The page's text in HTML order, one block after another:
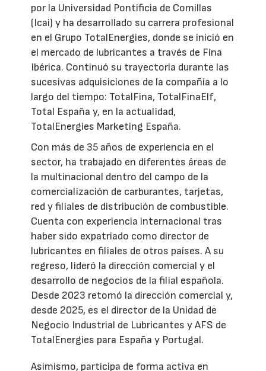
por la Universidad Pontificia de Comillas
(Icai) y ha desarrollado su carrera profesional
en el Grupo TotalEnergies, donde se inició en
el mercado de lubricantes a través de Fina
Ibérica. Continuó su trayectoria durante las
sucesivas adquisiciones de la compañía a lo
largo del tiempo: TotalFina, TotalFinaElf,
Total España y, en la actualidad,
TotalEnergies Marketing España.
Con más de 35 años de experiencia en el
sector, ha trabajado en diferentes áreas de
la multinacional dentro del campo de la
comercialización de carburantes, tarjetas,
red y filiales de distribución de combustible.
Cuenta con experiencia internacional tras
haber sido expatriado como director de
lubricantes en filiales de otros países. A su
regreso, lideró la dirección comercial y el
desarrollo de negocios de la filial española.
Desde 2023 retomó la dirección comercial y,
desde 2025, es el director de la Unidad de
Negocio Industrial de Lubricantes y AFS de
TotalEnergies para España y Portugal.
Asimismo, participa de forma activa en